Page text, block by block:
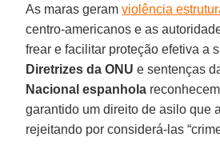
As maras geramviolência
centro-americanos e as
frear e facilitar proteção efetiva a
Diretrizes da ONU e sentenças
Nacional espanhola
garantido um direito de asilo que a
rejeitando por considerá-las